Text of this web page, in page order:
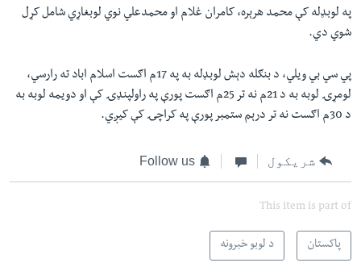
په لوبډله کې محمد هرېره، کامران غلام او محمدعلي نوي لوبغاړي شامل کړل
شوي دي.
پي سي بي ويلي، د بنګله دېش لوبډله به په 17م اګست اسلام اباد ته رارسي،
لومړۍ لوبه به د 21م نه تر 25م اګست پورې په راولپنډۍ کې او دويمه لوبه به
د 30م اګست نه تر درېم ستمبر پورې په کراچۍ کې کيږي.
شریکول Follow us
This item is part of
پاکستان د لوبو خبرونه